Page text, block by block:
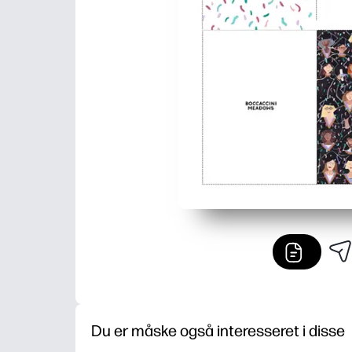
Du er måske også interesseret i disse